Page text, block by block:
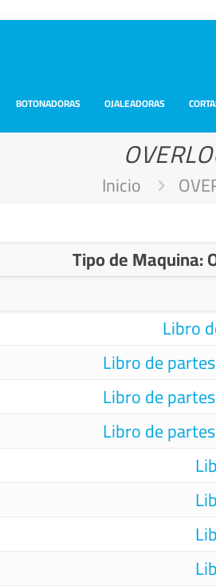
BOTONADORAS OJALEADORAS
Inicio
Tipo de Maquina:
Libro
Libro de partes
Libro de partes
Libro de partes